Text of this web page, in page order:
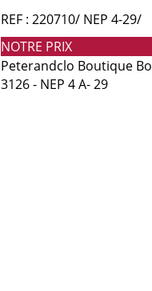
REF : 220710/ NEP 4-29/
NOTRE PRIX
Peterandclo Boutique
3126 - NEP 4 A- 29